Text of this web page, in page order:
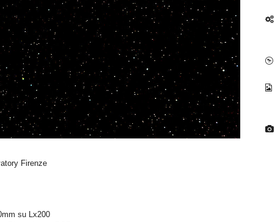
Firenze
su Lx200